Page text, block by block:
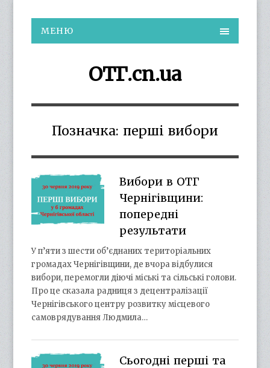
МЕНЮ
ОТГ.cn.ua
Позначка: перші вибори
Вибори в ОТГ
Чернігівщини:
попередні
результати
У п’яти з шести об’єднаних територіальних
громадах Чернігівщини, де вчора відбулися
вибори, перемогли діючі міські та сільські голови.
Про це сказала радниця з децентралізації
Чернігівського центру розвитку місцевого
самоврядування Людмила…
Сьогодні перші та